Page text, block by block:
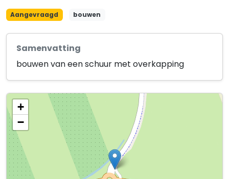
Aangevraagd bouwen
Samenvatting
bouwen van een schuur met overkapping
+
−